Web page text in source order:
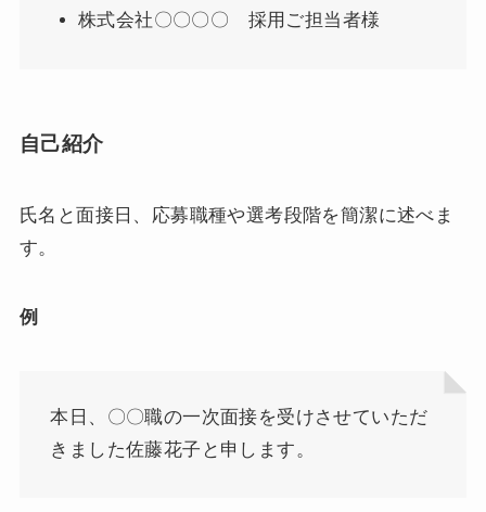
株式会社〇〇〇〇 採用ご担当者様
自己紹介
氏名と面接日、応募職種や選考段階を簡潔に述べま
す。
例
本日、〇〇職の一次面接を受けさせていただ
きました佐藤花子と申します。